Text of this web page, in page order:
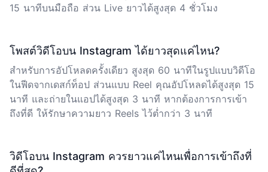
15 นาทีบนมือถือ ส่วน Live ยาวได้สูงสุด 4 ชั่วโมง
โพสต์วิดีโอบน Instagram ได้ยาวสุดแค่ไหน?
สำหรับการอัปโหลดครั้งเดียว สูงสุด 60 นาทีในรูปแบบวิดีโอ
ในฟีดจากเดสก์ท็อป ส่วนแบบ Reel คุณอัปโหลดได้สูงสุด 15
นาที และถ่ายในแอปได้สูงสุด 3 นาที หากต้องการการเข้า
ถึงที่ดี ให้รักษาความยาว Reels ไว้ต่ำกว่า 3 นาที
วิดีโอบน Instagram ควรยาวแค่ไหนเพื่อการเข้าถึงที่